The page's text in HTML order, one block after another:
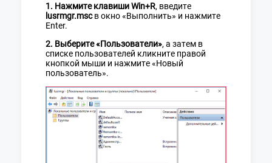
1. Нажмите клавиши Win+R, введите
lusrmgr.mscв окно «Выполнить» и нажмите
Enter.
2. Выберите «Пользователи», а затем в
списке пользователей кликните правой
кнопкой мыши и нажмите «Новый
пользователь».